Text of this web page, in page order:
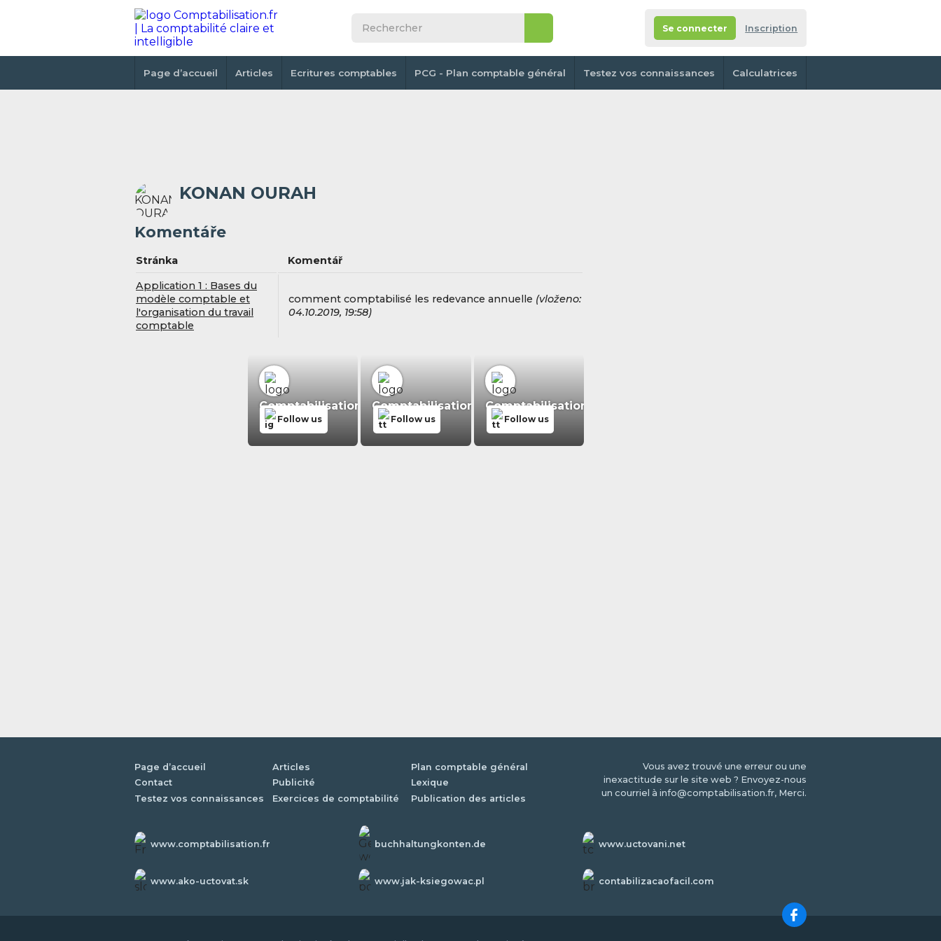
Se connecter Inscription
Page d’accueil Articles Ecritures comptables PCG - Plan comptable général Testez vos connaissances Calculatrices
KONAN OURAH
Komentáře
Stránka
Komentář
Application 1 : Bases du
modèle comptable et
l'organisation du travail
comptable
comment comptabilisé les redevance annuelle (vloženo:
04.10.2019, 19:58)
Comptabilisation.fr
Follow us
Comptabilisation.fr
Follow us
Comptabilisation.fr
Follow us
Page d’accueil Articles
Plan comptable général
Contact
Publicité
Lexique
Testez vos connaissances
Exercices de comptabilité Publication des articles
Vous avez trouvé une erreur ou une
inexactitude sur le site web ? Envoyez-nous
un courriel à info@comptabilisation.fr, Merci.
www.comptabilisation.fr buchhaltungkonten.de www.uctovani.net
www.ako-uctovat.sk www.jak-ksiegowac.pl contabilizacaofacil.com